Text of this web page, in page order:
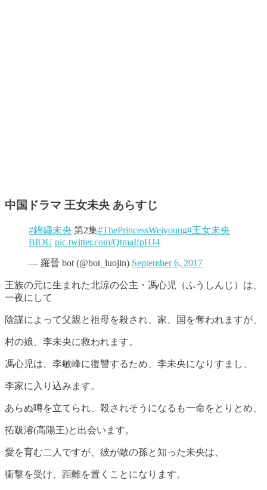
中国ドラマ 王女未央 あらすじ
#錦繡未央 第2集#ThePrincessWeiyoung#王女未央
BIOU pic.twitter.com/QtmaIfpHJ4
— 羅晉 bot (@bot_luojin) September 6, 2017
王族の元に生まれた北涼の公主・馮心児（ふうしんじ）は、
一夜にして
陰謀によって父親と祖母を殺され、家、国を奪われますが、
村の娘、李未央に救われます。
馮心児は、李敏峰に復讐するため、李未央になりすまし、
李家に入り込みます。
あらぬ噂を立てられ、殺されそうになるも一命をとりとめ、
拓跋濬(高陽王)と出会います。
愛を育む二人ですが、彼が敵の孫と知った未央は、
衝撃を受け、距離を置くことになります。